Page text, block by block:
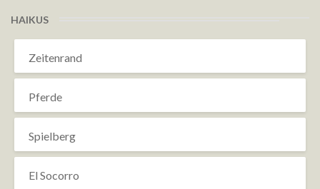
HAIKUS
Zeitenrand
Pferde
Spielberg
El Socorro